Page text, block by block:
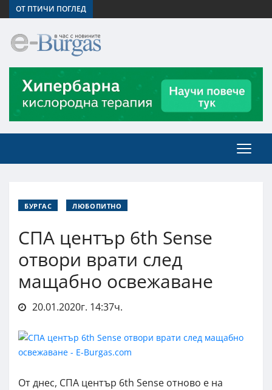
ОТ ПТИЧИ ПОГЛЕД
БУРГАС ЛЮБОПИТНО
СПА център 6th Sense
отвори врати след
мащабно освежаване
20.01.2020г. 14:37ч.
От днес, СПА център 6th Sense отново е на